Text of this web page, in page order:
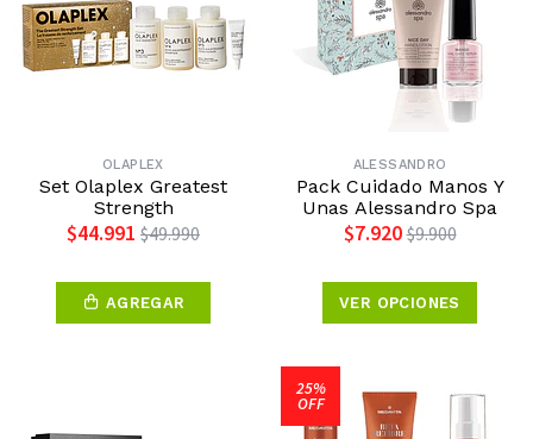
OLAPLEX
Set Olaplex Greatest
Strength
$44.991 $49.990
AGREGAR
ALESSANDRO
Pack Cuidado Manos Y
Unas Alessandro Spa
$7.920 $9.900
VER OPCIONES
25%
OFF